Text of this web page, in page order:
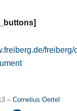
–Cornelius Oertel